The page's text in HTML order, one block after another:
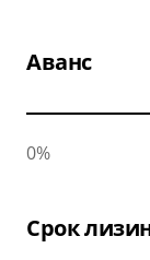
Аванс
0%
Срок